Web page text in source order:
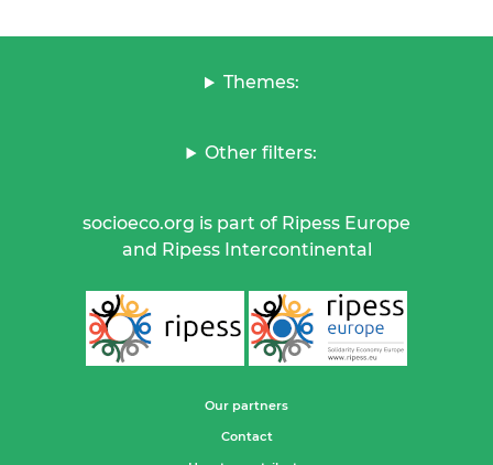
Themes:
Other filters:
socioeco.org is part of Ripess Europe
and Ripess Intercontinental
Our partners
Contact